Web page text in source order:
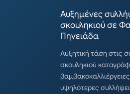
Αυξημένες
σκουληκιού σε
Πηνειάδα
Αυξητική τάση στις
σκουληκιού
υψηλότερες